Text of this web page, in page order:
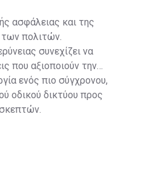
ασφάλειας και της
των πολιτών.
συνεχίζει να
που αξιοποιούν την
ενός πιο σύγχρονου,
οδικού δικτύου προς